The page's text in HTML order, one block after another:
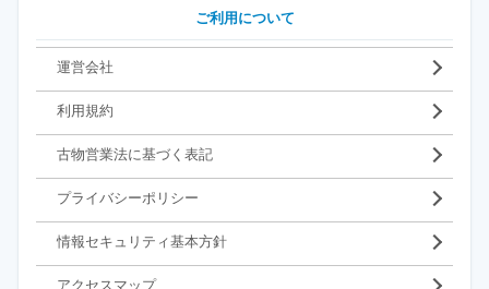
ご利用について
運営会社
利用規約
古物営業法に基づく表記
プライバシーポリシー
情報セキュリティ基本方針
アクセスマップ